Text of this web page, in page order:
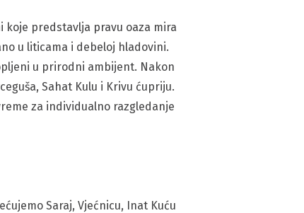
koje predstavlja pravu oaza mira
u liticama i debeloj hladovini.
u prirodni ambijent. Nakon
Sahat Kulu i Krivu ćupriju.
za individualno razgledanje
Saraj, Vjećnicu, Inat Kuću